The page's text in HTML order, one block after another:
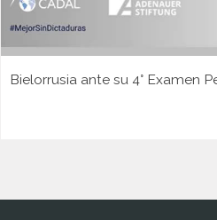
Bielorrusia ante su 4° Examen